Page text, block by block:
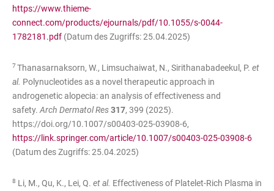
https://www.thieme-
connect.com/products/ejournals/pdf/10.1055/s-0044-
1782181.pdf (Datum des Zugriffs: 25.04.2025)
7 Thanasarnaksorn, W., Limsuchaiwat, N., Sirithanabadeekul, P. et
al. Polynucleotides as a novel therapeutic approach in
androgenetic alopecia: an analysis of effectiveness and
safety. Arch Dermatol Res317, 399 (2025).
https://doi.org/10.1007/s00403-025-03908-6,
https://link.springer.com/article/10.1007/s00403-025-03908-6
(Datum des Zugriffs: 25.04.2025)
8 Li, M., Qu, K., Lei, Q. et al. Effectiveness of Platelet-Rich Plasma in